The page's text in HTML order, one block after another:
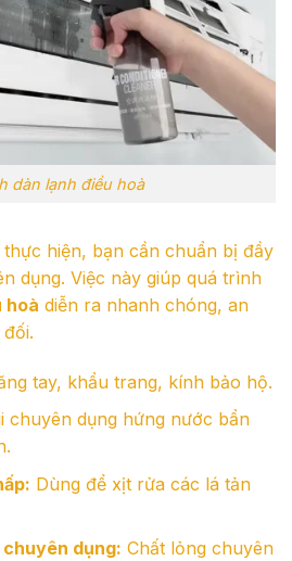
dàn lạnh điều hoà
hiện, bạn cần chuẩn bị đầy
dụng. Việc này giúp quá trình
hoà diễn ra nhanh chóng, an
tay, khẩu trang, kính bảo hộ.
chuyên dụng hứng nước bẩn
Dùng để xịt rửa các lá tản
dụng: Chất lỏng chuyên